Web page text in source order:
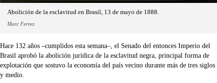
Abolición de la esclavitud en Brasil, 13 de mayo de 1888.
Marc Ferrez
Hace 132 años –cumplidos esta semana–, el Senado del entonces Imperio del
Brasil aprobó la abolición jurídica de la esclavitud negra, principal forma de
explotación que sostuvo la economía del país vecino durante más de tres siglos
y medio.